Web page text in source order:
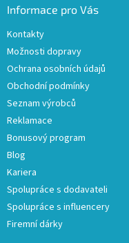
Informace pro Vás
Kontakty
Možnosti dopravy
Ochrana osobních údajů
Obchodní podmínky
Seznam výrobců
Reklamace
Bonusový program
Blog
Kariera
Spolupráce s dodavateli
Spolupráce s influencery
Firemní dárky